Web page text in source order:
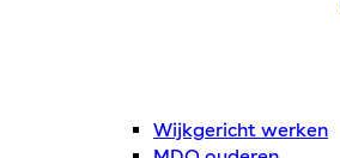
Wijkgericht werken